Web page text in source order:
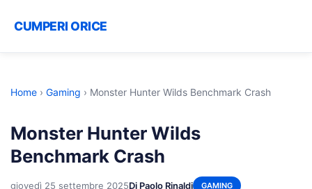
CUMPERI ORICE
Home › Gaming › Monster Hunter Wilds Benchmark Crash
Monster Hunter Wilds
Benchmark Crash
giovedì 25 settembre 2025Di Paolo Rinaldi GAMING